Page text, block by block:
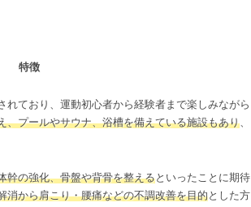
特徴
れており、運動初心者から経験者まで楽しみながら
、プールやサウナ、浴槽を備えている施設もあり、
幹の強化、骨盤や背骨を整えるといったことに期待
消から肩こり・腰痛などの不調改善を目的とした方